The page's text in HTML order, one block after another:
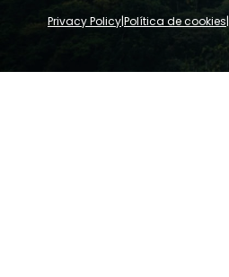
Privacy Policy|Política de cookies|